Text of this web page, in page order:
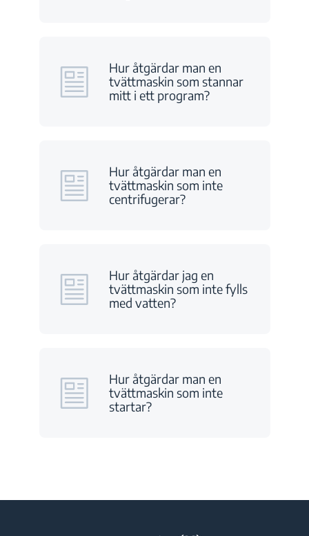
Hur åtgärdar man en
tvättmaskin som stannar
mitt i ett program?
Hur åtgärdar man en
tvättmaskin som inte
centrifugerar?
Hur åtgärdar jag en
tvättmaskin som inte fylls
med vatten?
Hur åtgärdar man en
tvättmaskin som inte
startar?